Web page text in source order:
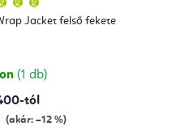
Jacket felső fekete
átlagos
értékelése
csillag.
(1 db)
tól
(akár: –12 %)